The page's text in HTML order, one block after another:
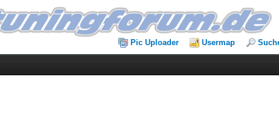
Pic Uploader Usermap